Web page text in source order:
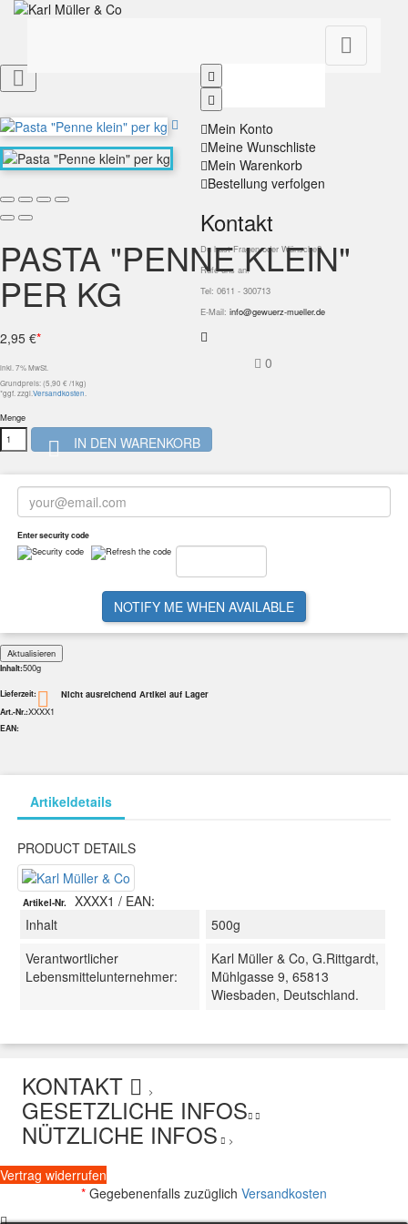

Mein Konto
Meine Wunschliste
Mein Warenkorb
Bestellung verfolgen
Kontakt
Du hast Fragen oder Wünsche?
Rufe uns an!
Tel: 0611 - 300713
E-Mail: info@gewuerz-mueller.de
0

PASTA "PENNE KLEIN"
PER KG
2,95 €*
inkl. 7% MwSt.
Grundpreis: (5,90 € /1kg)
*ggf. zzgl.Versandkosten
Menge
 IN DEN WARENKORB
Enter security code
NOTIFY ME WHEN AVAILABLE
Inhalt:500g
Lieferzeit:  Nicht ausreichend Artikel auf Lager
Art.-Nr.:XXXX1
EAN:
Artikeldetails
PRODUCT DETAILS
Artikel-Nr. XXXX1 / EAN:
Inhalt
500g
Verantwortlicher
Lebensmittelunternehmer:
Karl Müller & Co, G.Rittgardt,
Mühlgasse 9, 65813
Wiesbaden, Deutschland.
KONTAKT >
GESETZLICHE INFOS
NÜTZLICHE INFOS >
Vertrag widerrufen
* Gegebenenfalls zuzüglich Versandkosten